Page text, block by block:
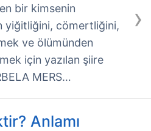
›
bir kimsenin
yiğitliğini, cömertliğini,
ve ölümünden
için yazılan şiire
MERS…
Anlamı